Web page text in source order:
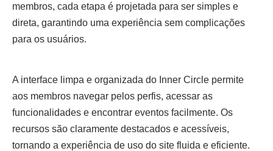
membros, cada etapa é projetada para ser simples e
direta, garantindo uma experiência sem complicações
para os usuários.
A interface limpa e organizada do Inner Circle permite
aos membros navegar pelos perfis, acessar as
funcionalidades e encontrar eventos facilmente. Os
recursos são claramente destacados e acessíveis,
tornando a experiência de uso do site fluida e eficiente.